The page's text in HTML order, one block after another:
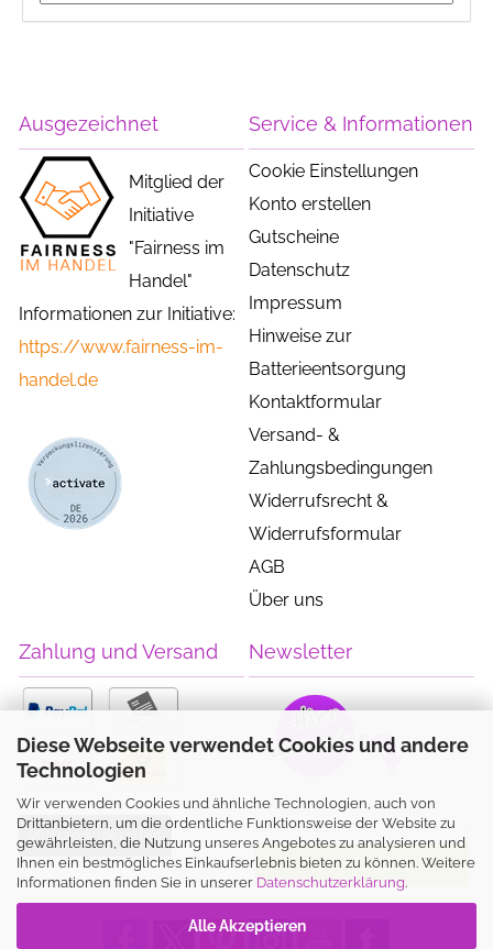
Diese Webseite verwendet Cookies und andere
Technologien
Wir verwenden Cookies und ähnliche Technologien, auch von
Drittanbietern, um die ordentliche Funktionsweise der Website zu
gewährleisten, die Nutzung unseres Angebotes zu analysieren und
Ihnen ein bestmögliches Einkaufserlebnis bieten zu können. Weitere
Informationen finden Sie in unserer Datenschutzerklärung.
Alle Akzeptieren
Ausgezeichnet
Mitglied der
Initiative
"Fairness im
Handel"
Informationen zur Initiative:
https://www.fairness-im-
handel.de
Service & Informationen
Cookie Einstellungen
Konto erstellen
Gutscheine
Datenschutz
Impressum
Hinweise zur
Batterieentsorgung
Kontaktformular
Versand- &
Zahlungsbedingungen
Widerrufsrecht &
Widerrufsformular
AGB
Über uns
Zahlung und Versand
Vertrag widerrufen
Newsletter